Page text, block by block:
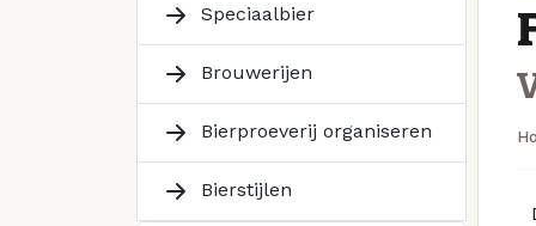
Speciaalbier
Brouwerijen
Bierproeverij organiseren
Bierstijlen